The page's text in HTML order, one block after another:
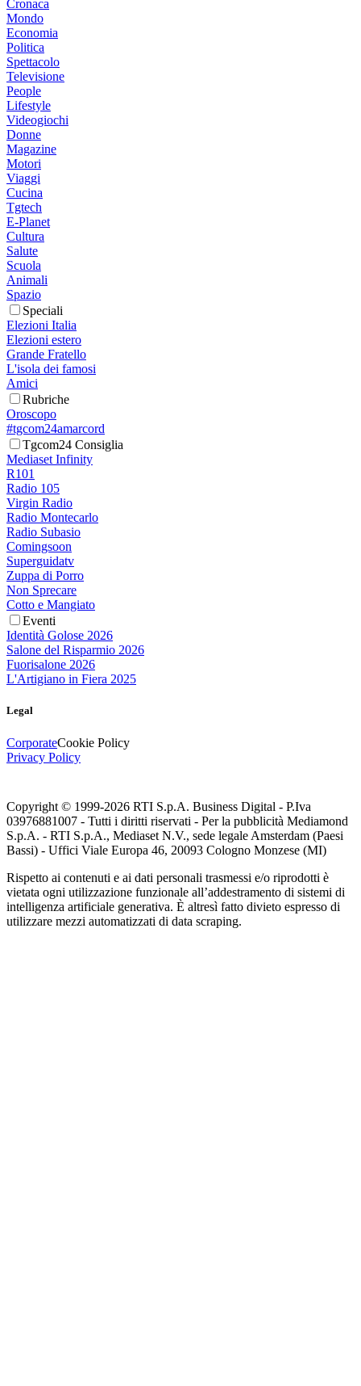
Cronaca
Mondo
Economia
Politica
Spettacolo
Televisione
People
Lifestyle
Videogiochi
Donne
Magazine
Motori
Viaggi
Cucina
Tgtech
E-Planet
Cultura
Salute
Scuola
Animali
Spazio
Speciali
Elezioni Italia
Elezioni estero
Grande Fratello
L'isola dei famosi
Amici
Rubriche
Oroscopo
#tgcom24amarcord
Tgcom24 Consiglia
Mediaset Infinity
R101
Radio 105
Virgin Radio
Radio Montecarlo
Radio Subasio
Comingsoon
Superguidatv
Zuppa di Porro
Non Sprecare
Cotto e Mangiato
Eventi
Identità Golose 2026
Salone del Risparmio 2026
Fuorisalone 2026
L'Artigiano in Fiera 2025
Legal
CorporateCookie Policy
Privacy Policy
Copyright © 1999-2026 RTI S.p.A. Business Digital - P.Iva
03976881007 - Tutti i diritti riservati - Per la pubblicità Mediamond
S.p.A. - RTI S.p.A., Mediaset N.V., sede legale Amsterdam (Paesi
Bassi) - Uffici Viale Europa 46, 20093 Cologno Monzese (MI)
Rispetto ai contenuti e ai dati personali trasmessi e/o riprodotti è
vietata ogni utilizzazione funzionale all’addestramento di sistemi di
intelligenza artificiale generativa. È altresì fatto divieto espresso di
utilizzare mezzi automatizzati di data scraping.